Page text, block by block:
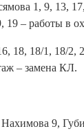
1, 9, 13,
19 – работы в
18, 18/1, 18/2,
– замена КЛ.
9,